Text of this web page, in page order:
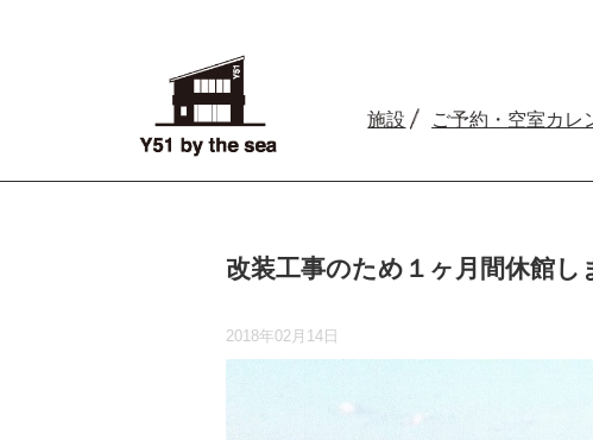
施設 ご予約 ・空室カレ
改装工事のため１ヶ月間休館し
2018年02月14日